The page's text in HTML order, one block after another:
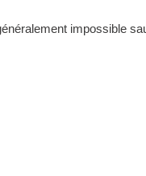
impossible